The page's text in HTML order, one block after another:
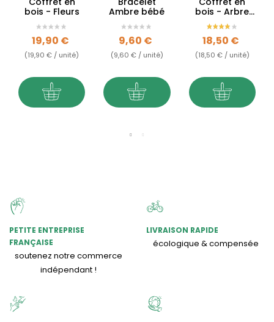
bois - Fleurs
Prix
19,90 €
(19,90 € / unité)
Ambre bébé
Prix
9,60 €
(9,60 € / unité)
bois - Arbre
de vie
Prix
18,50 €
(18,50 € / unité)
PETITE ENTREPRISE
FRANÇAISE
soutenez notre commerce
indépendant !
LIVRAISON RAPIDE
écologique & compensée